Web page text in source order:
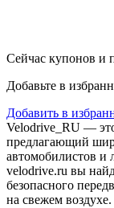
Сейчас купонов и
Добавьте в
Добавить в
Velodrive_RU —
предлагающий
автомобилистов и
velodrive.ru вы
безопасного
на свежем